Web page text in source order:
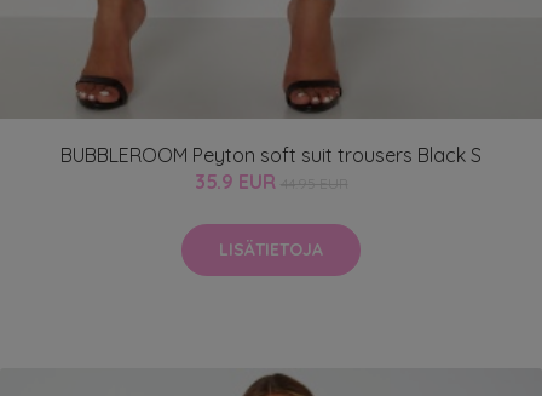
BUBBLEROOM Peyton soft suit trousers Black S
35.9 EUR
LISÄTIETOJA